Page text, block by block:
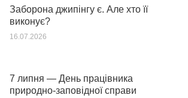
Заборона джипінгу є. Але хто її
виконує?
16.07.2026
7 липня — День працівника
природно-заповідної справи